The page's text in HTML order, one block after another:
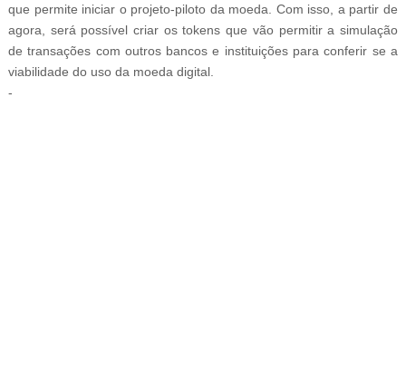
que permite iniciar o projeto-piloto da moeda. Com isso, a partir de
agora, será possível criar os tokens que vão permitir a simulação
de transações com outros bancos e instituições para conferir se a
viabilidade do uso da moeda digital.
-